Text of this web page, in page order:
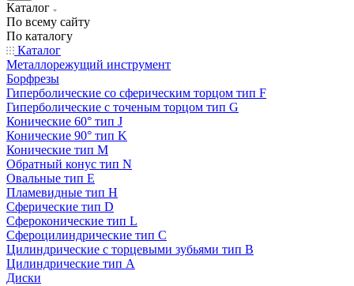
Каталог
По всему сайту
По каталогу
Каталог
Металлорежущий инструмент
Борфрезы
Гиперболические cо сферическим торцом тип F
Гиперболические с точеным торцом тип G
Конические 60° тип J
Конические 90° тип K
Конические тип M
Обратный конус тип N
Овальные тип E
Пламевидные тип H
Сферические тип D
Сфероконические тип L
Сфероцилиндрические тип C
Цилиндрические с торцевыми зубьями тип B
Цилиндрические тип А
Диски